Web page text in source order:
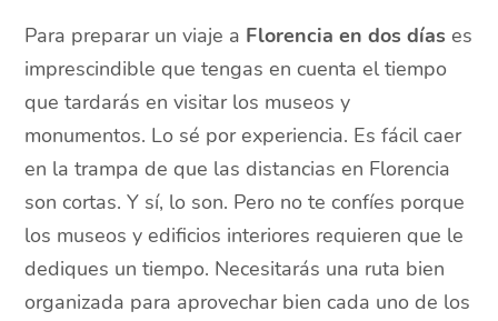
Para preparar un viaje a Florencia en dos días es
imprescindible que tengas en cuenta el tiempo
que tardarás en visitar los museos y
monumentos. Lo sé por experiencia. Es fácil caer
en la trampa de que las distancias en Florencia
son cortas. Y sí, lo son. Pero no te confíes porque
los museos y edificios interiores requieren que le
dediques un tiempo. Necesitarás una ruta bien
organizada para aprovechar bien cada uno de los